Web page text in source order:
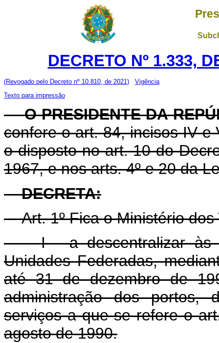
DECRETO Nº 1.333,
(Revogado pelo Decreto nº 10.810, de 2021)
Vigência
Texto para impressão
O PRESIDENTE DA
confere o art. 84, incisos IV e
o disposto no art. 10 do
1967, e nos arts. 4º e 20 da
DECRETA:
Art. 1º Fica o Ministério
I - a descentralizar às
Unidades Federadas,
até 31 de dezembro de
administração dos portos,
serviços a que se refere o
agosto de 1990.